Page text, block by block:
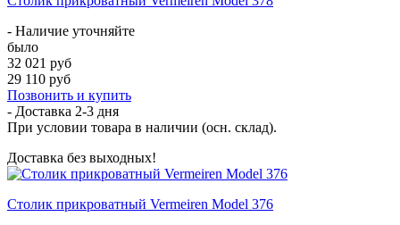
- Наличие уточняйте
было
32 021 руб
29 110 руб
Позвонить и купить
- Доставка 2-3 дня
При условии товара в наличии (осн. склад).
Доставка без выходных!
Столик прикроватный Vermeiren Model 376